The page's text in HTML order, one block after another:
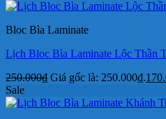
Bloc Bìa Laminate
Lịch Bloc Bìa Laminate Lộc Thần
250.000₫ Giá gốc là: 250.000₫.
Sale